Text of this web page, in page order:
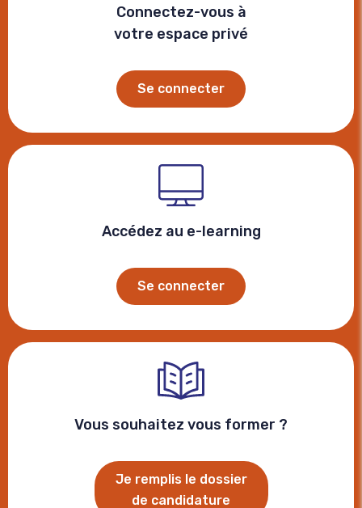
Connectez-vous à
votre espace privé
Se connecter
Accédez au e-learning
Se connecter
Vous souhaitez vous former ?
Je remplis le dossier
de candidature